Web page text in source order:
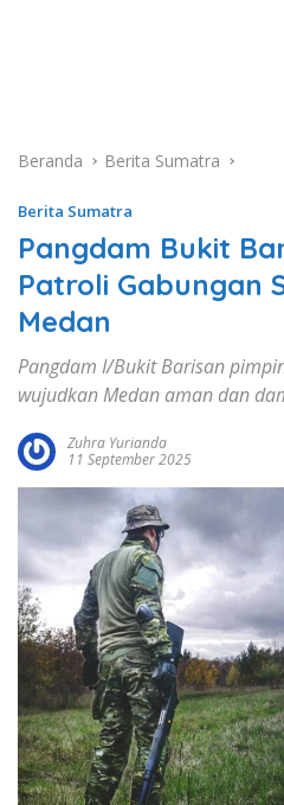
Beranda Berita Sumatra
Berita Sumatra
Pangdam Bukit
Patroli Gabungan
Medan
Pangdam I/Bukit Barisan
wujudkan Medan aman dan
Zuhra Yurianda
11 September 2025